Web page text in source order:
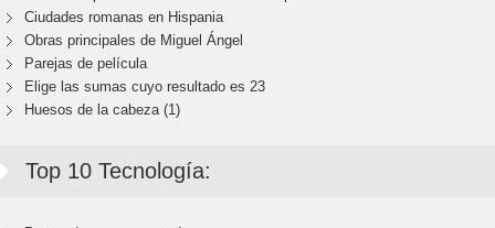
Ciudades romanas en Hispania
Obras principales de Miguel Ángel
Parejas de película
Elige las sumas cuyo resultado es 23
Huesos de la cabeza (1)
Top 10 Tecnología: